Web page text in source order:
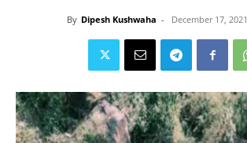
By Dipesh Kushwaha - December 17, 2021